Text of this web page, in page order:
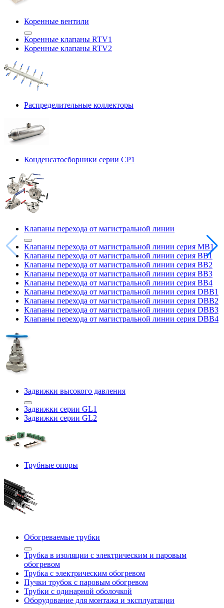
Коренные вентили
Коренные клапаны RTV1
Коренные клапаны RTV2
Распределительные коллекторы
Конденсатосборники серии CP1
Клапаны перехода от магистральной линии
Клапаны перехода от магистральной линии серия MB1
Клапаны перехода от магистральной линии серия BB1
Клапаны перехода от магистральной линии серия BB2
Клапаны перехода от магистральной линии серия BB3
Клапаны перехода от магистральной линии серия BB4
Клапаны перехода от магистральной линии серия DBB1
Клапаны перехода от магистральной линии серия DBB2
Клапаны перехода от магистральной линии серия DBB3
Клапаны перехода от магистральной линии серия DBB4
Задвижки высокого давления
Задвижки серии GL1
Задвижки серии GL2
Трубные опоры
Обогреваемые трубки
Трубка в изоляции с электрическим и паровым
обогревом
Трубка с электрическим обогревом
Пучки трубок с паровым обогревом
Трубки с одинарной оболочкой
Оборудование для монтажа и эксплуатации